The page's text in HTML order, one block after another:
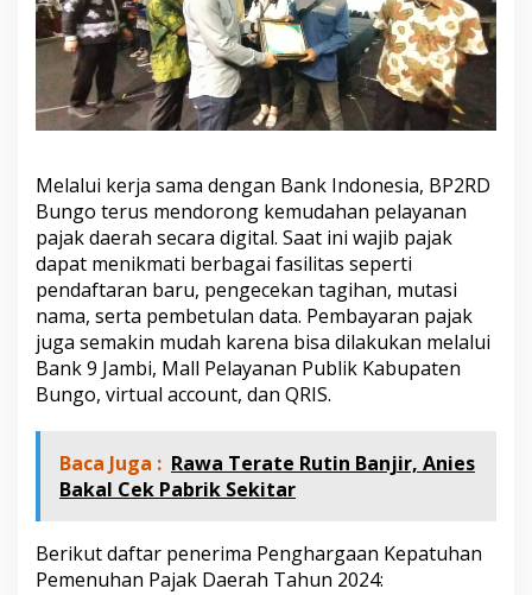
Melalui kerja sama dengan Bank Indonesia, BP2RD
Bungo terus mendorong kemudahan pelayanan
pajak daerah secara digital. Saat ini wajib pajak
dapat menikmati berbagai fasilitas seperti
pendaftaran baru, pengecekan tagihan, mutasi
nama, serta pembetulan data. Pembayaran pajak
juga semakin mudah karena bisa dilakukan melalui
Bank 9 Jambi, Mall Pelayanan Publik Kabupaten
Bungo, virtual account, dan QRIS.
Baca Juga : Rawa Terate Rutin Banjir, Anies
Bakal Cek Pabrik Sekitar
Berikut daftar penerima Penghargaan Kepatuhan
Pemenuhan Pajak Daerah Tahun 2024: